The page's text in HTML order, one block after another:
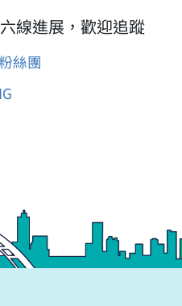
線進展，歡迎追蹤
絲團